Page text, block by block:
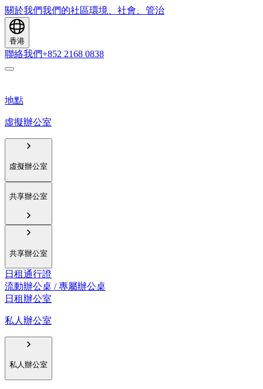
關於我們我們的社區環境、社會、管治
香港
聯絡我們+852 2168 0838
地點
虛擬辦公室
虛擬辦公室
共享辦公室
共享辦公室
日租通行證
流動辦公桌 / 專屬辦公桌
日租辦公室
私人辦公室
私人辦公室